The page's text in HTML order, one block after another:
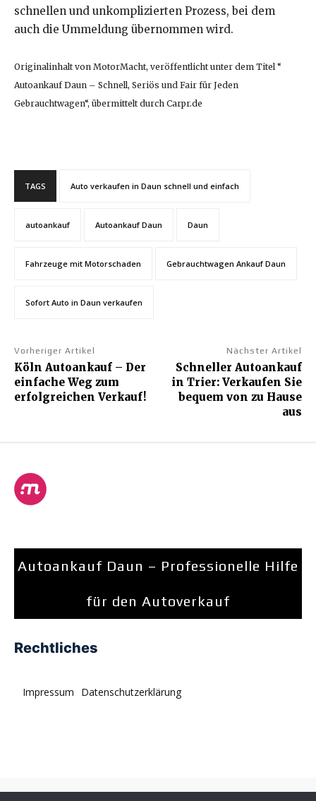
schnellen und unkomplizierten Prozess, bei dem
auch die Ummeldung übernommen wird.
Originalinhalt von MotorMacht, veröffentlicht unter dem Titel “
Autoankauf Daun – Schnell, Seriös und Fair für Jeden
Gebrauchtwagen“, übermittelt durch Carpr.de
TAGS Auto verkaufen in Daun schnell und einfach
autoankauf Autoankauf Daun Daun
Fahrzeuge mit Motorschaden Gebrauchtwagen Ankauf Daun
Sofort Auto in Daun verkaufen
Vorheriger Artikel
Köln Autoankauf – Der
einfache Weg zum
erfolgreichen Verkauf!
Nächster Artikel
Schneller Autoankauf
in Trier: Verkaufen Sie
bequem von zu Hause
aus
Autoankauf Daun – Professionelle Hilfe
für den Autoverkauf
Rechtliches
Impressum Datenschutzerklärung